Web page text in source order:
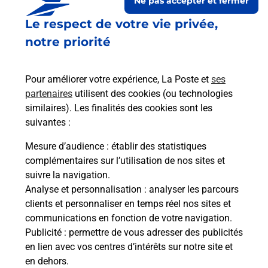
Le respect de votre vie privée,
notre priorité
Pour améliorer votre expérience, La Poste et ses
partenaires utilisent des cookies (ou technologies
similaires). Les finalités des cookies sont les
suivantes :
Mesure d’audience : établir des statistiques
complémentaires sur l’utilisation de nos sites et
suivre la navigation.
Analyse et personnalisation : analyser les parcours
clients et personnaliser en temps réel nos sites et
communications en fonction de votre navigation.
Publicité : permettre de vous adresser des publicités
en lien avec vos centres d’intérêts sur notre site et
en dehors.
Prochaine collecte du courrierlundià 09h00
1 Place Saint Martin
44660 Ferce
Itinéraire
Le lien s'ouvre dans un nouvel onglet